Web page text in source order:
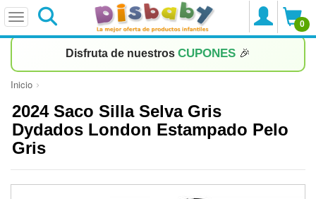
0
Disfruta de nuestros CUPONES 🎉
Inicio
2024 Saco Silla Selva Gris
Dydados London Estampado Pelo
Gris